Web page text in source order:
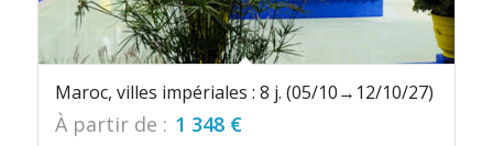
Maroc, villes impériales : 8 j. (05/10→12/10/27)
À partir de : 1 348 €